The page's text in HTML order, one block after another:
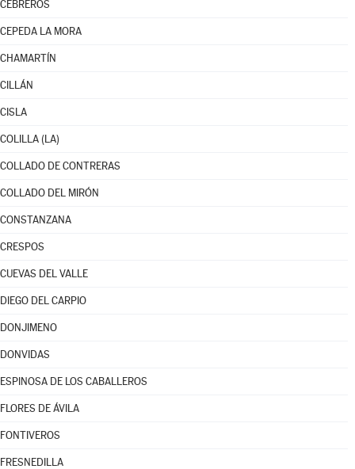
CEBREROS
CEPEDA LA MORA
CHAMARTÍN
CILLÁN
CISLA
COLILLA (LA)
COLLADO DE CONTRERAS
COLLADO DEL MIRÓN
CONSTANZANA
CRESPOS
CUEVAS DEL VALLE
DIEGO DEL CARPIO
DONJIMENO
DONVIDAS
ESPINOSA DE LOS CABALLEROS
FLORES DE ÁVILA
FONTIVEROS
FRESNEDILLA